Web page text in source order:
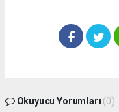
Okuyucu Yorumları (0)